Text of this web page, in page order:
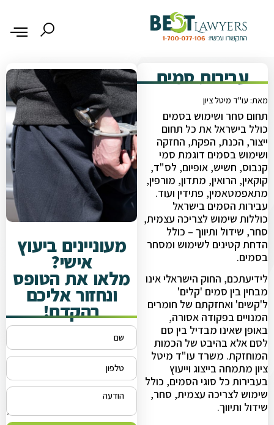
עבירות סמים
מאת: עו"ד מיטל ציון
תחום סחר ושימוש בסמים
כולל בישראל את כל תחום
ייצור, הכנת, הפקת, החזקה
ושימוש בסמים דוגמת סמי
קנבוס, חשיש, אופיום, לס"ד,
קוקאין, הרואין, מתדון, מורפין,
מתאפמטאמין, פתידין ועוד.
עבירות הסמים בישראל
כוללות שימוש לצריכה עצמית,
סחר, שידול ותיווך – כולל
הדחת קטינים לשימוש ומסחר
בסמים.
לידיעתכם, החוק הישראלי אינו
מבחין בין סמים 'קלים'
ל'קשים' ואחזקתם של חומרים
המנויים בפקודה אסורה,
באופן שאינו מבדיל בין סם
לסם אלא בהיבט של הכמות
המוחזקת. משרד עו"ד מיטל
ציון מתמחה בייצוג וייעוץ
בעבירות כל סוגי הסמים, כולל
שימוש לצריכה עצמית, סחר,
שידול ותיווך.
מעוניינים ביעוץ
אישי?
מלאו את הטופס
ונחזור אליכם
בהקדם!